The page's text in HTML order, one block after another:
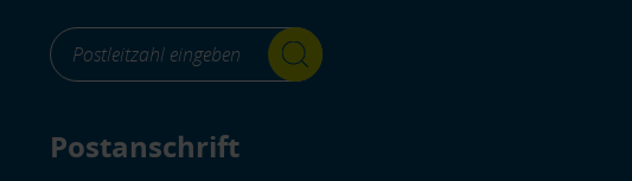
footer_standortsuche_Label-
for-
Postanschrift